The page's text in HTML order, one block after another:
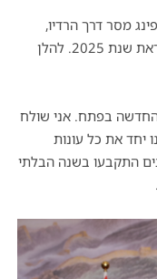
מסר דרך הרדיו,
האינטרנט והטלוויזיה המרכזית של סין, לקראת שנת 2025. להלן
החדשה בפתח. אני שולח
יחד את כל עונות
התקבעו בשנה הבלתי